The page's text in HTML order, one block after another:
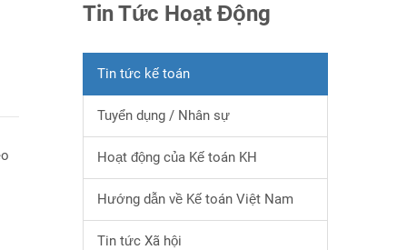
Tin Tức Hoạt Động
Tin tức kế toán
Tuyển dụng / Nhân sự
Hoạt động của Kế toán KH
Hướng dẫn về Kế toán Việt Nam
Tin tức Xã hội